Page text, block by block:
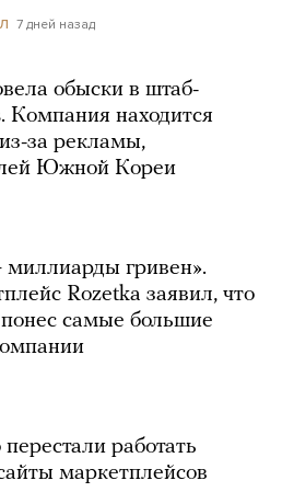
7 дней назад
обыски в штаб-
Компания находится
за рекламы,
Южной Кореи
гривен».
Rozetka заявил, что
самые большие
работать
маркетплейсов